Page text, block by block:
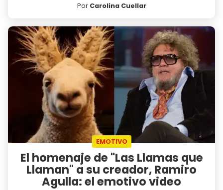
Por Carolina Cuellar
EMOTIVO
El homenaje de "Las Llamas que
Llaman" a su creador, Ramiro
Agulla: el emotivo video